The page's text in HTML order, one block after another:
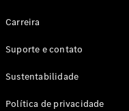
Carreira
Suporte e contato
Sustentabilidade
Política de privacidade